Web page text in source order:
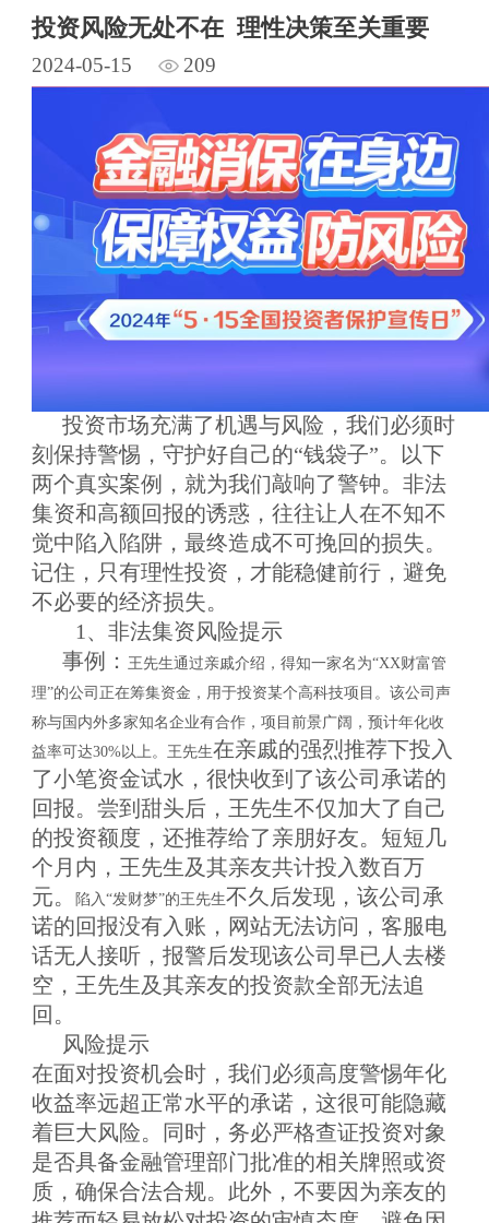
投资风险无处不在 理性决策至关重要
2024-05-15 209
投资市场充满了机遇与风险，我们必须时
刻保持警惕，守护好自己的“钱袋子”。以下
两个真实案例，就为我们敲响了警钟。非法
集资和高额回报的诱惑，往往让人在不知不
觉中陷入陷阱，最终造成不可挽回的损失。
记住，只有理性投资，才能稳健前行，避免
不必要的经济损失。
1、 非法集资风险提示
事例 ： 王先生通过亲戚介绍，得知一家名为“XX财富管
理”的公司正在筹集资金，用于投资某个高科技项目。该公司声
称与国内外多家知名企业有合作，项目前景广阔，预计年化收
益率可达30%以上。王先生在亲戚的强烈推荐下投入
了小笔资金试水，很快收到了该公司 承诺的
回报。尝到甜头后，王先生不仅加大了自己
的投资额度，还推荐给了亲朋好友。短短几
个月内，王先生及其亲友共计投入数百万
元。
陷入“发财梦”的王先生不久后发现，该公司 承
诺的回报没有入账 ，网站无法访问，客服电
话无人接听， 报警后发现该公司早已人去楼
空 ， 王先生及其亲友的投资款全部无法追
回 。
风险提示
在面对投资机会时， 我们必须高度警惕年化
收益率远超正常水平的承诺，这很可能隐藏
着巨大风险。同时，务必严格查证投资对象
是否具备金融管理部门批准的相关牌照或资
质，确保合法合规。此外，不要因为亲友的